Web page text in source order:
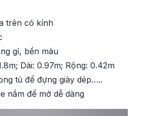
trên có kính
gỉ, bền màu
Dài: 0.97m; Rộng: 0.42m
tủ để đựng giày dép…..
nắm để mở dễ dàng